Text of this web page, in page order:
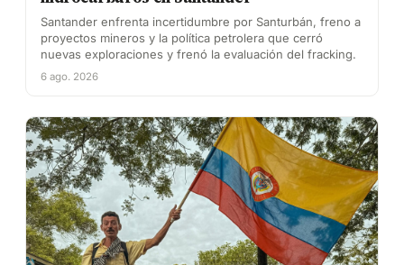
Santander enfrenta incertidumbre por Santurbán, freno a
proyectos mineros y la política petrolera que cerró
nuevas exploraciones y frenó la evaluación del fracking.
6 ago. 2026